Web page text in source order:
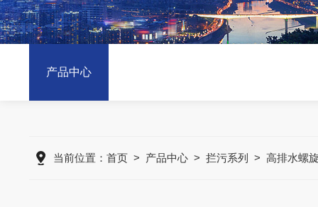
产品中心
当前位置： 首页> 产品中心> 拦污系列 > 高排水螺